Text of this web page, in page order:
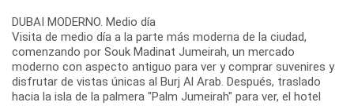
DUBAI MODERNO. Medio día
Visita de medio día a la parte más moderna de la ciudad,
comenzando por Souk Madinat Jumeirah, un mercado
moderno con aspecto antiguo para ver y comprar suvenires y
disfrutar de vistas únicas al Burj Al Arab. Después, traslado
hacia la isla de la palmera "Palm Jumeirah" para ver, el hotel